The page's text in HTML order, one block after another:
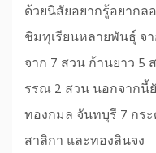
ด้วยนิสัยอยากรู้อยากล
ชิมทุเรียนหลายพันธุ์ จ
จาก 7 สวน ก้านยาว 5
รรณ 2 สวน นอกจากนี้
ทองกมล จันทบุรี 7 กร
สาลิกา และทองลินจง